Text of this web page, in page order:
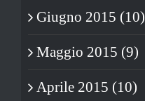
Giugno 2015 (10)
Maggio 2015 (9)
Aprile 2015 (10)